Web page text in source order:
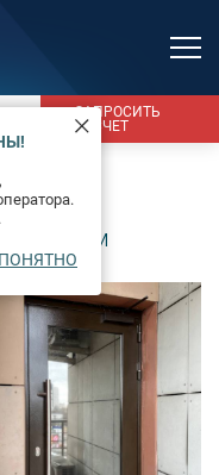
ЗАПРОСИТЬ
РАСЧЕТ
ПОНЯТНО
стеклом